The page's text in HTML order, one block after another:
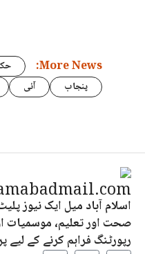
More News:
پنجاب
آئی
اسلام آباد میل ایک نیوز
صحت اور تعلیم، موسمیات
رپورٹنگ فراہم کرنے کے لیے